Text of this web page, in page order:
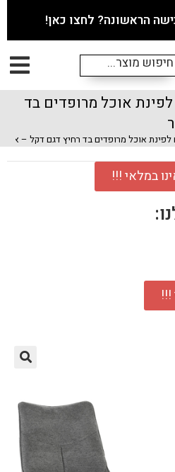
אוכל מרופדים בד
לפינת אוכל מרופדים בד רחיץ דגם דקל – אפור
במלאי !!!
!!!